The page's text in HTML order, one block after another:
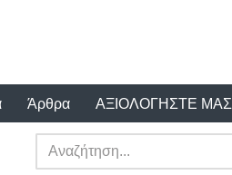
Άρθρα ΑΞΙΟΛΟΓΗΣΤΕ ΜΑΣ